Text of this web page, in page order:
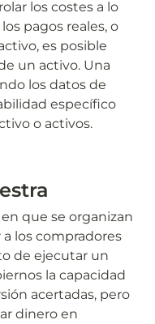
los costes a lo
pagos reales, o
es posible
un activo. Una
los datos de
específico
o activos.
que se organizan
los compradores
de ejecutar un
la capacidad
acertadas, pero
dinero en